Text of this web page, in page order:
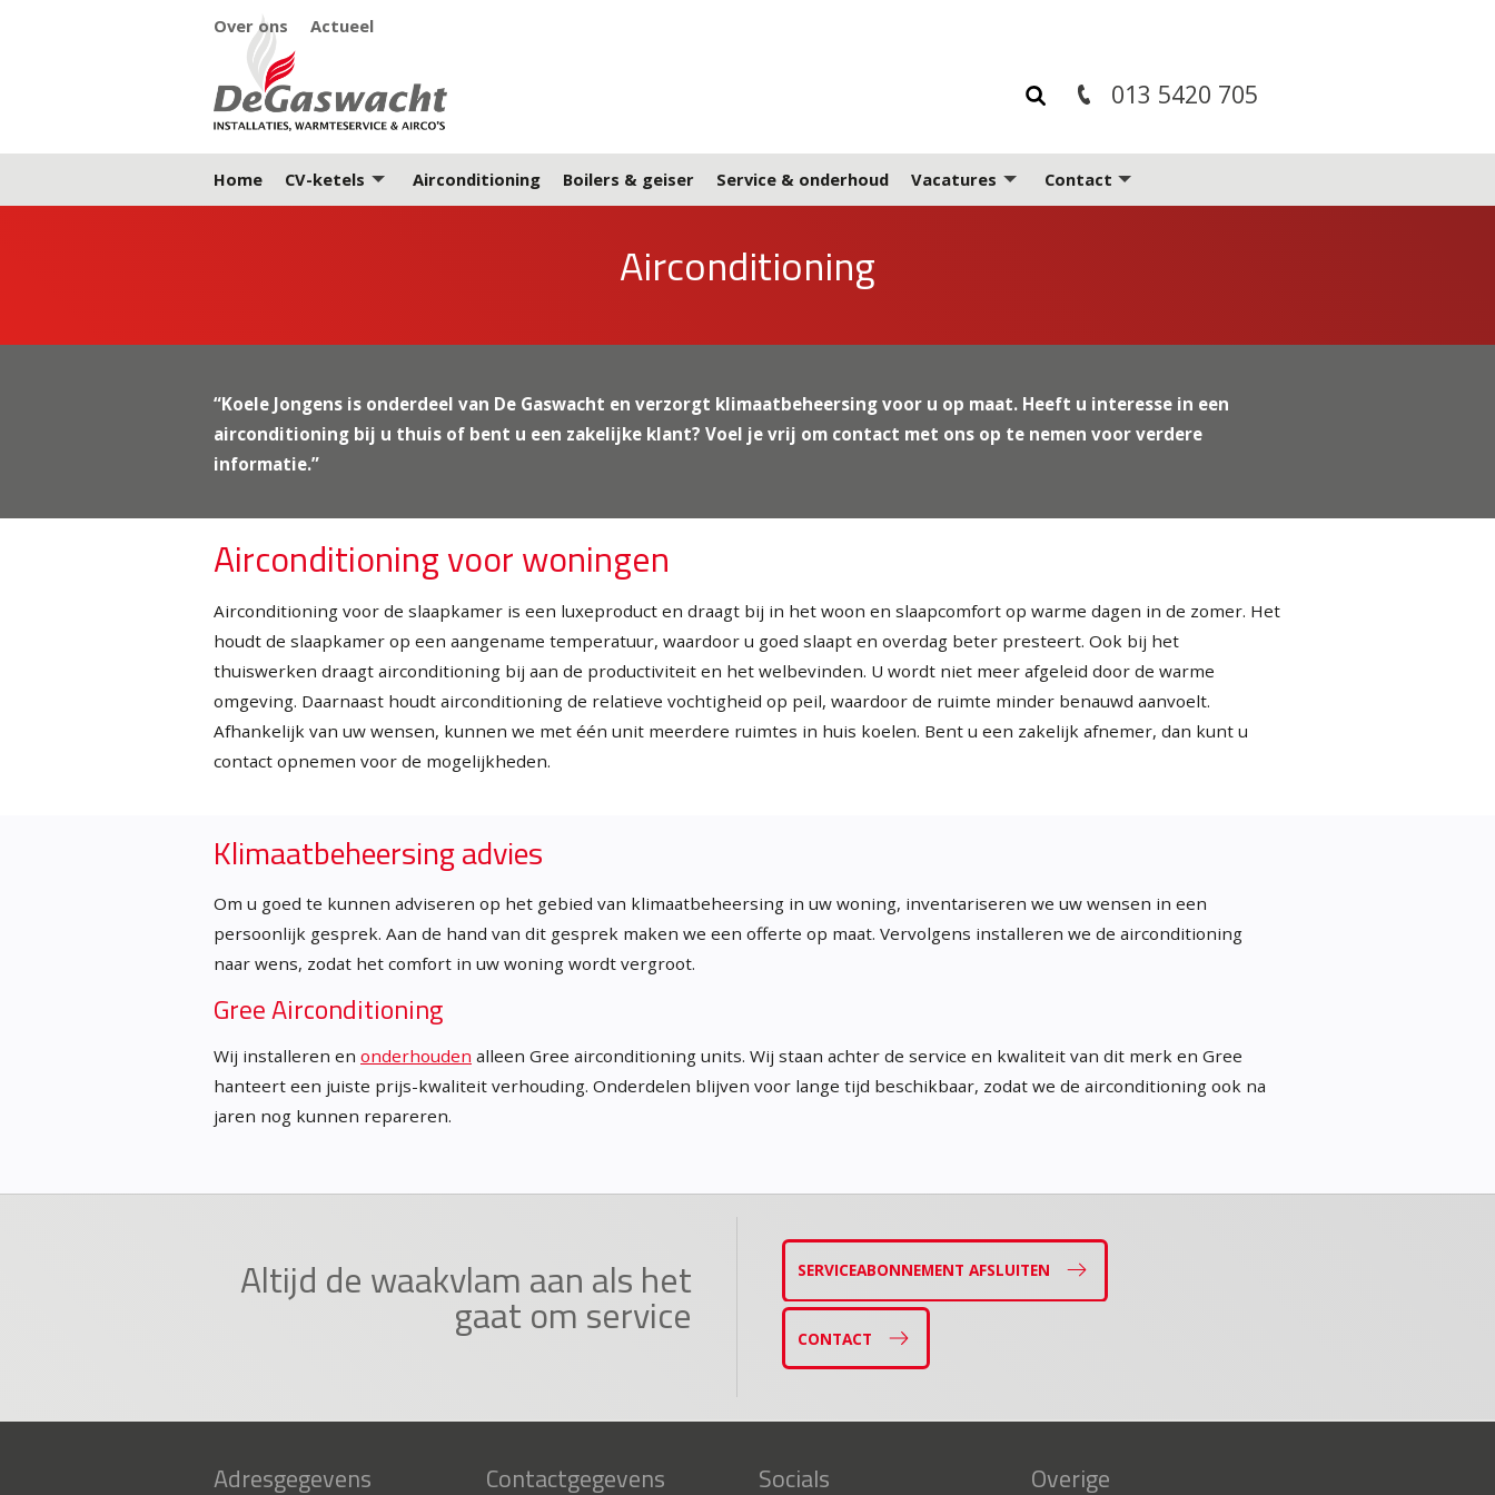
Over ons Actueel
013 5420 705
Home CV-ketels Airconditioning Boilers & geiser Service & onderhoud Vacatures Contact
Airconditioning
“Koele Jongens is onderdeel van De Gaswacht en verzorgt klimaatbeheersing voor u op maat. Heeft u interesse in een
airconditioning bij u thuis of bent u een zakelijke klant? Voel je vrij om contact met ons op te nemen voor verdere
informatie.”
Airconditioning voor woningen
Airconditioning voor de slaapkamer is een luxeproduct en draagt bij in het woon en slaapcomfort op warme dagen in de zomer. Het
houdt de slaapkamer op een aangename temperatuur, waardoor u goed slaapt en overdag beter presteert. Ook bij het
thuiswerken draagt airconditioning bij aan de productiviteit en het welbevinden. U wordt niet meer afgeleid door de warme
omgeving. Daarnaast houdt airconditioning de relatieve vochtigheid op peil, waardoor de ruimte minder benauwd aanvoelt.
Afhankelijk van uw wensen, kunnen we met één unit meerdere ruimtes in huis koelen. Bent u een zakelijk afnemer, dan kunt u
contact opnemen voor de mogelijkheden.
Klimaatbeheersing advies
Om u goed te kunnen adviseren op het gebied van klimaatbeheersing in uw woning, inventariseren we uw wensen in een
persoonlijk gesprek. Aan de hand van dit gesprek maken we een offerte op maat. Vervolgens installeren we de airconditioning
naar wens, zodat het comfort in uw woning wordt vergroot.
Gree Airconditioning
Wij installeren en onderhouden alleen Gree airconditioning units. Wij staan achter de service en kwaliteit van dit merk en Gree
hanteert een juiste prijs-kwaliteit verhouding. Onderdelen blijven voor lange tijd beschikbaar, zodat we de airconditioning ook na
jaren nog kunnen repareren.
Altijd de waakvlam aan als het
gaat om service
SERVICEABONNEMENT AFSLUITEN
CONTACT
Adresgegevens Contactgegevens Socials Overige